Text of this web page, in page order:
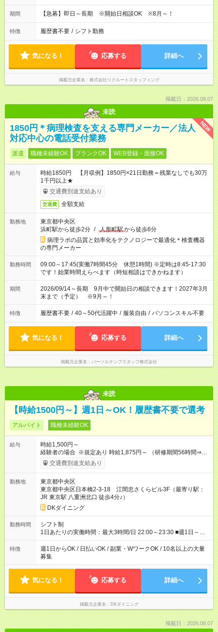
期間 【急募】即日～長期 ※開始日相談OK ※8月～！
特徴 履歴書不要 / シフト勤務
気になる！ 応募する 詳細へ
掲載元企業名 株式会社リクルートスタッフィング
掲載日：2026.08.07
未読
NEW
1850円＊病理検査を支える専門メーカー／法人
対応中心の電話受付業務
派遣 職種未経験OK ブランクOK WEB登録・面接OK
給与
時給1850円 【月収例】1850円×21日勤務＝残業なしでも30万
1千円以上★
交通費別途支給あり
交通費 全額支給
勤務地
東京都中央区
浜町駅から徒歩2分 / 人形町駅から徒歩6分
病理ラボの品質と効率化をテクノロジーで最適化＊検査機器
の専門メーカー
勤務時間
09:00～17:45(実働7時間45分 休憩1時間) ※定時は8:45-17:30
です！始業時間えらべます（時短相談はできかねます）
期間
2026/09/14～長期 9月中で開始日の相談できます！2027年3月
末まで（予定） ※9月～！
特徴 履歴書不要 / 40～50代活躍中 / 服装自由 / パソコンスキル不要
気になる！ 応募する 詳細へ
掲載元企業名 パーソルテンプスタッフ株式会社
未読
【時給1500円～】週1日～OK！履歴書不要で選考
アルバイト 職種未経験OK
給与
時給1,500円～
経験者の場合 ※規定あり 時給1,875円～ （研修期間56時間⇒変
動なし） ■昇給あり（年2回）⇒トレーナーになったら…通常時
給+300円！ ■食事補助あり⇒1食200円最大 ■友人紹介制度あり
交通費別途支給あり
勤務地
東京都中央区
東京都中央区日本橋2-3-18 江間忠さくらビル3F（最寄り駅：
JR 東京駅 八重洲北口 徒歩4分♪）
DKダイニング
勤務時間
シフト制
1日あたりの実働時間：最大3時間/日 22:00～23:30 ■週1日～
OK◎ ■1日3時間～OK ■勤務時間の変動の可能性あり ■22時以降
勤務は18歳以上(法令による) ■自由シフト制
特徴
週1日からOK / 日払いOK / 副業・WワークOK / 10名以上の大量
募集
気になる！ 応募する 詳細へ
掲載元企業名 DKダイニング
掲載日：2026.08.07